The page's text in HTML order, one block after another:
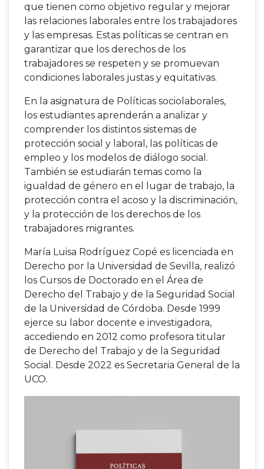
que tienen como objetivo regular y mejorar
las relaciones laborales entre los trabajadores
y las empresas. Estas políticas se centran en
garantizar que los derechos de los
trabajadores se respeten y se promuevan
condiciones laborales justas y equitativas.
En la asignatura de Políticas sociolaborales,
los estudiantes aprenderán a analizar y
comprender los distintos sistemas de
protección social y laboral, las políticas de
empleo y los modelos de diálogo social.
También se estudiarán temas como la
igualdad de género en el lugar de trabajo, la
protección contra el acoso y la discriminación,
y la protección de los derechos de los
trabajadores migrantes.
María Luisa Rodríguez Copé es licenciada en
Derecho por la Universidad de Sevilla, realizó
los Cursos de Doctorado en el Área de
Derecho del Trabajo y de la Seguridad Social
de la Universidad de Córdoba. Desde 1999
ejerce su labor docente e investigadora,
accediendo en 2012 como profesora titular
de Derecho del Trabajo y de la Seguridad
Social. Desde 2022 es Secretaria General de la
UCO.